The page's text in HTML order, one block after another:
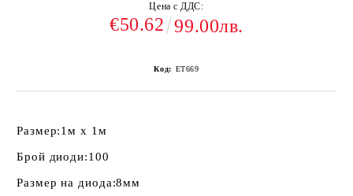
Цена с ДДС:
€50.62 99.00лв.
Код: ET669
Размер:1м х 1м
Брой диоди:1 00
Размер на диода:8мм